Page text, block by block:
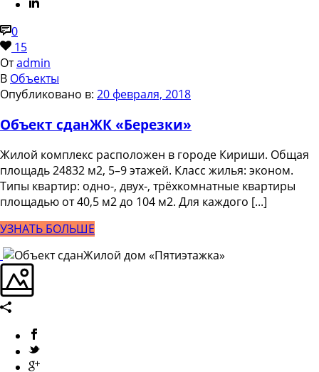
0
15
Отadmin
В Объекты
Опубликовано в: 20 февраля, 2018
Объект сданЖК «Березки»
Жилой комплекс расположен в городе Кириши. Общая
площадь 24832 м2, 5–9 этажей. Класс жилья: эконом.
Типы квартир: одно-, двух-, трёхкомнатные квартиры
площадью от 40,5 м2 до 104 м2. Для каждого [...]
УЗНАТЬ БОЛЬШЕ